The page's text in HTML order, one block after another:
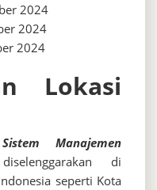
2024
2024
2024
Lokasi
Manajemen
di
seperti Kota